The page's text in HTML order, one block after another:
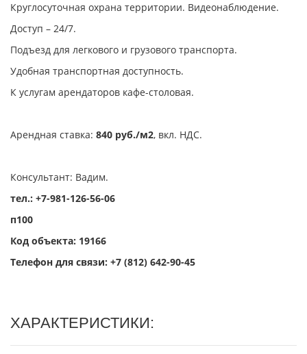
Круглосуточная охрана территории. Видеонаблюдение.
Доступ – 24/7.
Подъезд для легкового и грузового транспорта.
Удобная транспортная доступность.
К услугам арендаторов кафе-столовая.
Арендная ставка: 840 руб./м2, вкл. НДС.
Консультант: Вадим.
тел.: +7-981-126-56-06
п100
Код объекта: 19166
Телефон для связи: +7 (812) 642-90-45
ХАРАКТЕРИСТИКИ: